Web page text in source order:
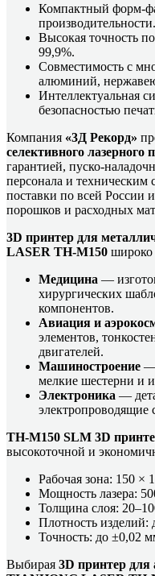
Компактный форм-
производительности.
Высокая точность
99,9%.
Совместимость с
алюминий,
Интеллектуальная
безопасностью
Компания «3Д Рекорд»
селективного лазерного
гарантией, пуско-
персонала и
поставки по всей России
порошков и расходных
3D принтер для
LASER TH-M150 широко
Медицина —
хирургических
компонентов.
Авиация и
элементов,
двигателей.
Машиностроение —
мелкие шестерни и
Электроника —
электропроводящие
TH-M150 SLM 3D
высокоточной и
Рабочая зона: 150 ×
Мощность лазера:
Толщина слоя:
Плотность изделий:
Точность: до ±0,02
Выбирая 3D принтер для